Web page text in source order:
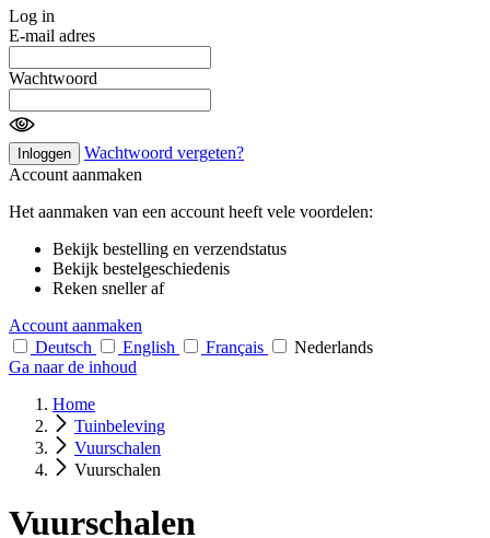
Log in
E-mail adres
Wachtwoord
Inloggen
Wachtwoord vergeten?
Account aanmaken
Het aanmaken van een account heeft vele voordelen:
Bekijk bestelling en verzendstatus
Bekijk bestelgeschiedenis
Reken sneller af
Account aanmaken
Deutsch
English Français
Nederlands
Ga naar de inhoud
Home
Tuinbeleving
Vuurschalen
Vuurschalen
Vuurschalen